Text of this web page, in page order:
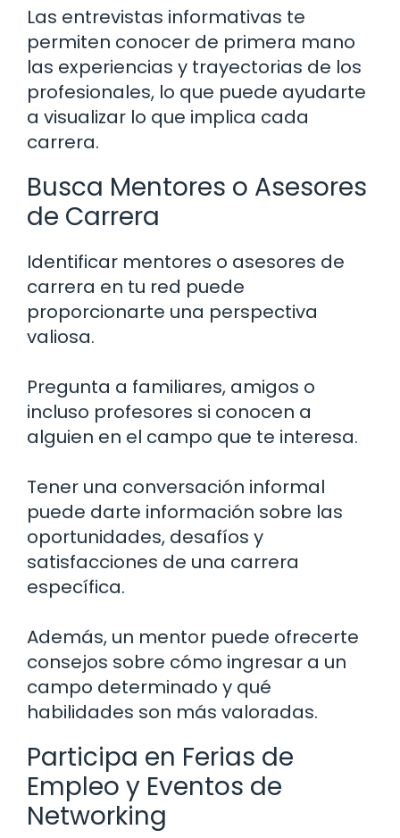
Las entrevistas informativas te
permiten conocer de primera mano
las experiencias y trayectorias de los
profesionales, lo que puede ayudarte
a visualizar lo que implica cada
carrera.
Busca Mentores o Asesores
de Carrera
Identificar mentores o asesores de
carrera en tu red puede
proporcionarte una perspectiva
valiosa.
Pregunta a familiares, amigos o
incluso profesores si conocen a
alguien en el campo que te interesa.
Tener una conversación informal
puede darte información sobre las
oportunidades, desafíos y
satisfacciones de una carrera
específica.
Además, un mentor puede ofrecerte
consejos sobre cómo ingresar a un
campo determinado y qué
habilidades son más valoradas.
Participa en Ferias de
Empleo y Eventos de
Networking